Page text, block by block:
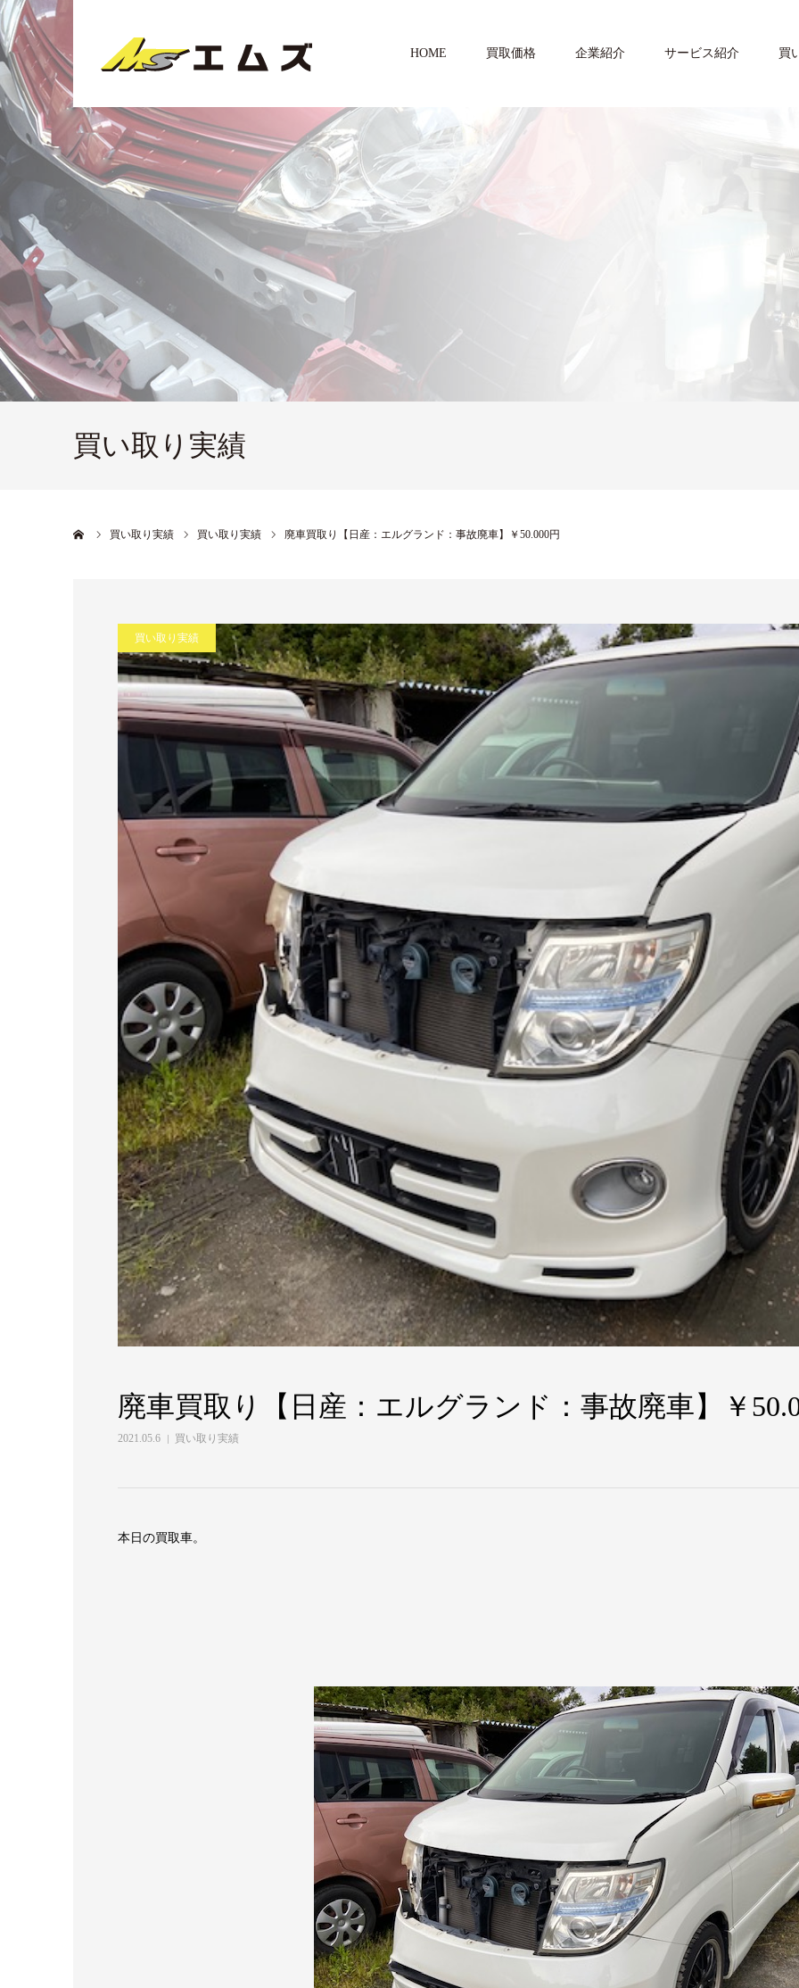
HOME 買取価格 企業紹介 サービス紹介 買
買い取り実績
買い取り実績 買い取り実績 廃車買取り【日産：エルグランド：事故廃車】￥50.000円
買い取り実績
廃車買取り【日産：エルグランド：事故廃車】￥
2021.05.6 買い取り実績
本日の買取車。